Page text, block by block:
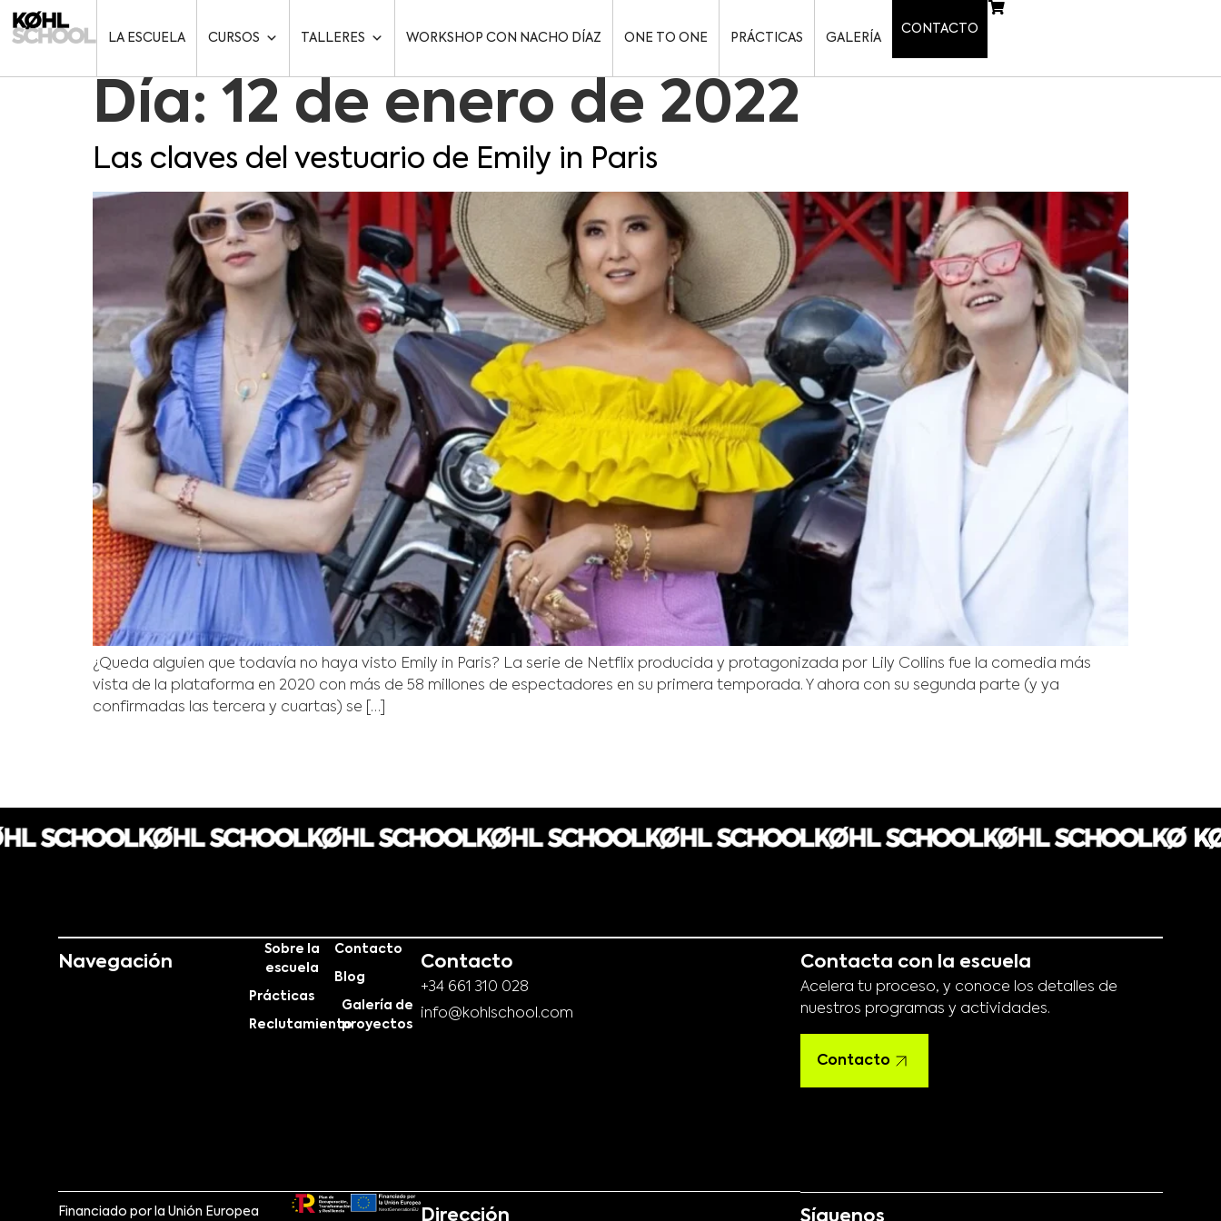
LA ESCUELA CURSOS TALLERES WORKSHOP CON NACHO DÍAZ ONE TO ONE PRÁCTICAS GALERÍA
CONTACTO
Día:12 de enero de 2022
Las claves del vestuario de Emily in Paris
¿Queda alguien que todavía no haya visto Emily in Paris? La serie de Netflix producida y protagonizada por Lily Collins fue la comedia más
vista de la plataforma en 2020 con más de 58 millones de espectadores en su primera temporada. Y ahora con su segunda parte (y ya
confirmadas las tercera y cuartas) se […]
Navegación
Sobre la
escuela
Prácticas
Reclutamiento
Contacto
Blog
Galería de
proyectos
Financiado por la Unión Europea
Contacto
+34 661 310 028
info@kohlschool.com
Dirección
Contacta con la escuela
Acelera tu proceso, y conoce los detalles de
nuestros programas y actividades.
Contacto